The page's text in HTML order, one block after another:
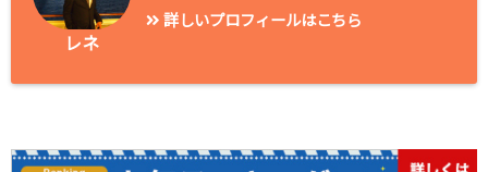
レネ
詳しいプロフィールはこちら